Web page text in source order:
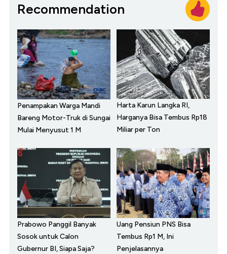
Recommendation
Penampakan Warga Mandi
Bareng Motor-Truk di Sungai
Mulai Menyusut 1 M
Harta Karun Langka RI,
Harganya Bisa Tembus Rp18
Miliar per Ton
Prabowo Panggil Banyak
Sosok untuk Calon
Gubernur BI, Siapa Saja?
Uang Pensiun PNS Bisa
Tembus Rp1 M, Ini
Penjelasannya